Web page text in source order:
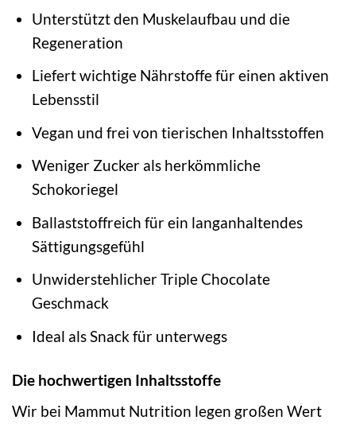
Unterstützt den Muskelaufbau und die
Regeneration
Liefert wichtige Nährstoffe für einen aktiven
Lebensstil
Vegan und frei von tierischen Inhaltsstoffen
Weniger Zucker als herkömmliche
Schokoriegel
Ballaststoffreich für ein langanhaltendes
Sättigungsgefühl
Unwiderstehlicher Triple Chocolate
Geschmack
Ideal als Snack für unterwegs
Die hochwertigen Inhaltsstoffe
Wir bei Mammut Nutrition legen großen Wert